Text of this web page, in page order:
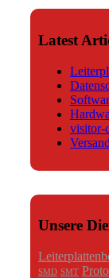
Latest
visitor-
Versand
Unsere
SMD SMT